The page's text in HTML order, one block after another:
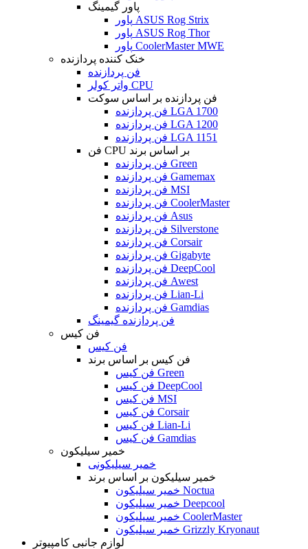
پاور گیمینگ
پاور ASUS Rog Strix
پاور ASUS Rog Thor
پاور CoolerMaster MWE
خنک کننده پردازنده
فن پردازنده
واتر کولر CPU
فن پردازنده بر اساس سوکت
فن پردازنده LGA 1700
فن پردازنده LGA 1200
فن پردازنده LGA 1151
فن CPU بر اساس برند
فن پردازنده Green
فن پردازنده Gamemax
فن پردازنده MSI
فن پردازنده CoolerMaster
فن پردازنده Asus
فن پردازنده Silverstone
فن پردازنده Corsair
فن پردازنده Gigabyte
فن پردازنده DeepCool
فن پردازنده Awest
فن پردازنده Lian-Li
فن پردازنده Gamdias
فن پردازنده گیمینگ
فن کیس
فن کیس
فن کیس بر اساس برند
فن کیس Green
فن کیس DeepCool
فن کیس MSI
فن کیس Corsair
فن کیس Lian-Li
فن کیس Gamdias
خمیر سیلیکون
خمیر سیلیکونی
خمیر سیلیکون بر اساس برند
خمیر سیلیکون Noctua
خمیر سیلیکون Deepcool
خمیر سیلیکون CoolerMaster
خمیر سیلیکون Grizzly Kryonaut
لوازم جانبی کامپیوتر